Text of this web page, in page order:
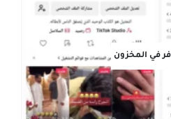
في المخزون